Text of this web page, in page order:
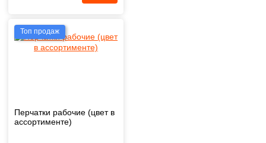
Топ продаж
Перчатки рабочие (цвет в
ассортименте)